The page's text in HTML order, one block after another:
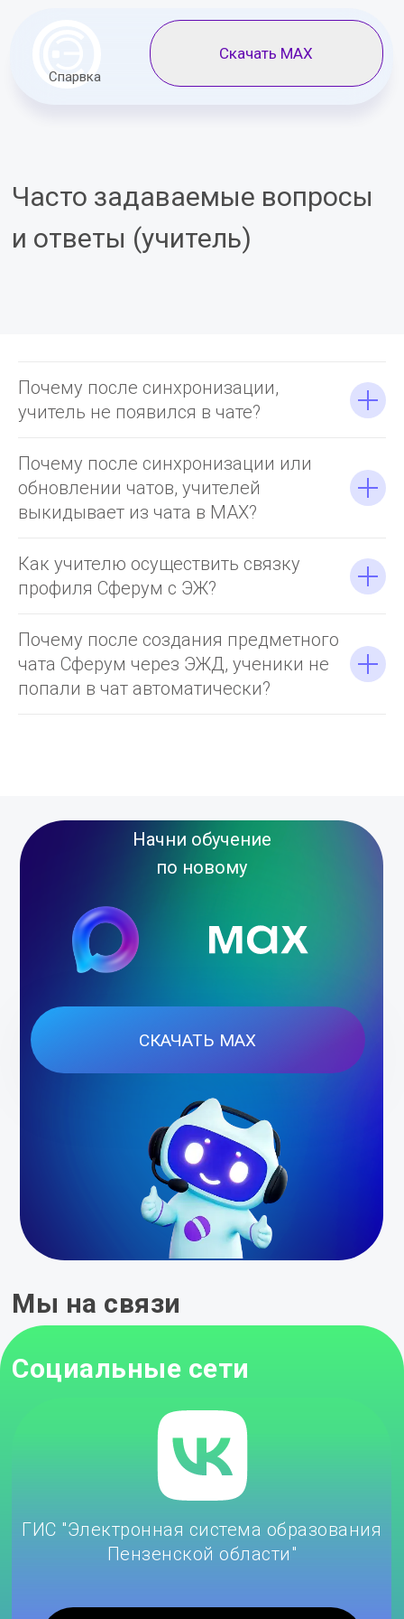
Скачать MAX
Спарвка
Часто задаваемые вопросы
и ответы (учитель)
Почему после синхронизации,
учитель не появился в чате?
Почему после синхронизации или
обновлении чатов, учителей
выкидывает из чата в MAX?
Как учителю осуществить связку
профиля Сферум с ЭЖ?
Почему после создания предметного
чата Сферум через ЭЖД, ученики не
попали в чат автоматически?
Начни обучение
по новому
СКАЧАТЬ MAX
Мы на связи
Социальные сети
ГИС "Электронная система образования
Пензенской области"